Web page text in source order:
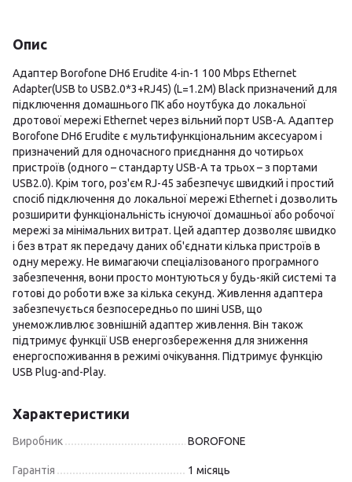
Опис
Адаптер Borofone DH6 Erudite 4-in-1 100 Mbps Ethernet
Adapter(USB to USB2.0*3+RJ45) (L=1.2M) Black призначений для
підключення домашнього ПК або ноутбука до локальної
дротової мережі Ethernet через вільний порт USB-A. Адаптер
Borofone DH6 Erudite є мультифункціональним аксесуаром і
призначений для одночасного приєднання до чотирьох
пристроїв (одного – стандарту USB-A та трьох – з портами
USB2.0). Крім того, роз'єм RJ-45 забезпечує швидкий і простий
спосіб підключення до локальної мережі Ethernet і дозволить
розширити функціональність існуючої домашньої або робочої
мережі за мінімальних витрат. Цей адаптер дозволяє швидко
і без втрат як передачу даних об'єднати кілька пристроїв в
одну мережу. Не вимагаючи спеціалізованого програмного
забезпечення, вони просто монтуються у будь-якій системі та
готові до роботи вже за кілька секунд. Живлення адаптера
забезпечується безпосередньо по шині USB, що
унеможливлює зовнішній адаптер живлення. Він також
підтримує функції USB енергозбереження для зниження
енергоспоживання в режимі очікування. Підтримує функцію
USB Plug-and-Play.
Характеристики
Виробник BOROFONE
Гарантія 1 місяць